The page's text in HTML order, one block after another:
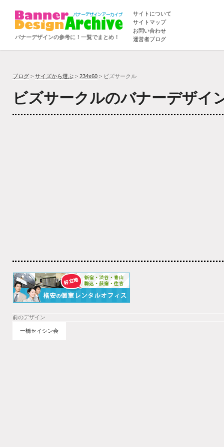
バナーデザインの参考に！一覧でまとめ！
サイトについて
サイトマップ
お問い合わせ
運営者ブログ
ブログ > サイズから選ぶ > 234x60 > ビズサークル
ビズサークルのバナーデザイ
前のデザイン
一橋セイシン会